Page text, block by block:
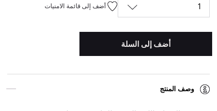
1 أضف إلى قائمة الامنيات
أضف إلى السلة
وصف المنتج